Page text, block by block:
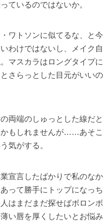
ているのではないか。
ワトソンに似てるな、と今
わけではないし、メイク自
マスカラはロングタイプに
さらっとした目元がいいの
両端のしゅっとした線だと
もしれませんが……あそこ
気がする。
宣言したばかりで私のなか
って勝手にトップになっち
はまだまだ探せばボロンボ
い唇を厚くしたいとお悩み